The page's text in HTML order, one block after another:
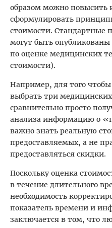
образом можно повысить
сформулировать
стоимости. Стандартные
могут быть
по оценке медицинских
стоимости).
Например, для того
выбрать три
сравнительно просто
анализа информацию о
важно знать реальную
предоставляемых, а не
предоставляться скидки.
Поскольку оценка
в течение длительного
необходимость
показатель времени и
заключается в том, что